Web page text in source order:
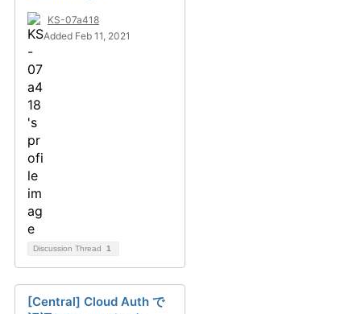
KS-07a418
Added Feb 11, 2021
Discussion Thread 1
[Central] Cloud Auth で